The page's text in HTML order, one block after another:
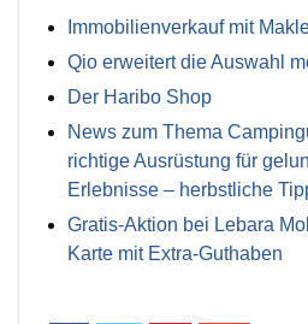
Immobilienverkauf mit
Qio erweitert die Auswahl
Der Haribo Shop
News zum Thema
richtige Ausrüstung für
Erlebnisse – herbstliche
Gratis-Aktion bei Lebara
Karte mit Extra-Guthaben